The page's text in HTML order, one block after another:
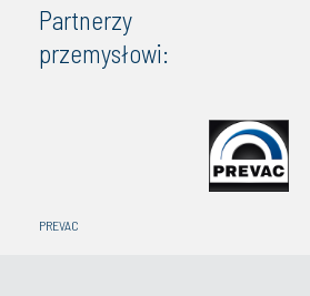
Partnerzy
przemysłowi:
PREVAC